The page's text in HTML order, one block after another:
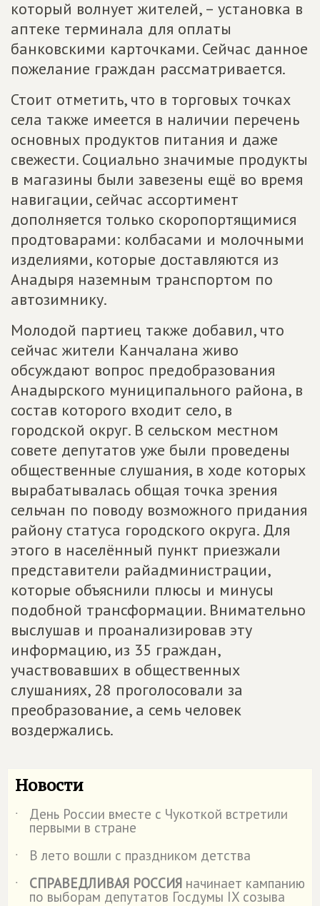
который волнует жителей, – установка в
аптеке терминала для оплаты
банковскими карточками. Сейчас данное
пожелание граждан рассматривается.
Стоит отметить, что в торговых точках
села также имеется в наличии перечень
основных продуктов питания и даже
свежести. Социально значимые продукты
в магазины были завезены ещё во время
навигации, сейчас ассортимент
дополняется только скоропортящимися
продтоварами: колбасами и молочными
изделиями, которые доставляются из
Анадыря наземным транспортом по
автозимнику.
Молодой партиец также добавил, что
сейчас жители Канчалана живо
обсуждают вопрос предобразования
Анадырского муниципального района, в
состав которого входит село, в
городской округ. В сельском местном
совете депутатов уже были проведены
общественные слушания, в ходе которых
вырабатывалась общая точка зрения
сельчан по поводу возможного придания
району статуса городского округа. Для
этого в населённый пункт приезжали
представители райадминистрации,
которые объяснили плюсы и минусы
подобной трансформации. Внимательно
выслушав и проанализировав эту
информацию, из 35 граждан,
участвовавших в общественных
слушаниях, 28 проголосовали за
преобразование, а семь человек
воздержались.
Новости
˙ День России вместе с Чукоткой встретили
первыми в стране
˙
В лето вошли с праздником детства
˙
СПРАВЕДЛИВАЯ РОССИЯ начинает кампанию
по выборам депутатов Госдумы IX созыва